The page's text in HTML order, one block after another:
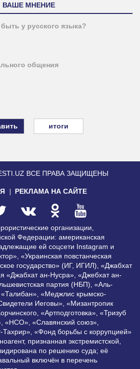
ВАШЕ МНЕНИЕ
у русского языка?
общения
итоги
ВСЕ ПРАВА ЗАЩИЩЕНЫ
РЕКЛАМА НА САЙТЕ
организации,
Федерации: американская
ей соцсети Instagram и
«Украинская повстанческая
государство» (ИГ, ИГИЛ), «Джабхат
ан-Нусра», «Джебхат ан-
партия (НБП), «Аль-
«Меджлис крымско-
Иеговы», «Мизантропик
«Артподготовка», «Тризуб
«НСО», «Славянский союз»,
«Фонд борьбы с коррупцией»
признанная экстремистской,
по решению суда; её
включён в перечень